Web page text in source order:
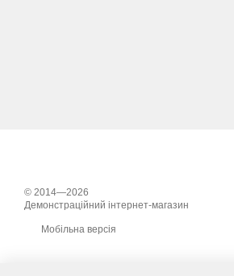
© 2014—2026
Демонстраційний інтернет-магазин
Мобільна версія